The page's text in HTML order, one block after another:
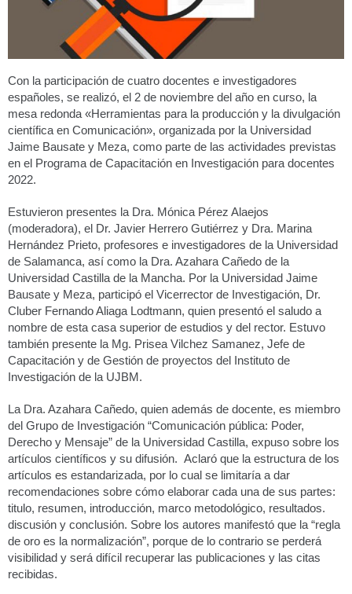
Con la participación de cuatro docentes e investigadores
españoles, se realizó, el 2 de noviembre del año en curso, la
mesa redonda «Herramientas para la producción y la divulgación
científica en Comunicación», organizada por la Universidad
Jaime Bausate y Meza, como parte de las actividades previstas
en el Programa de Capacitación en Investigación para docentes
2022.
Estuvieron presentes la Dra. Mónica Pérez Alaejos
(moderadora), el Dr. Javier Herrero Gutiérrez y Dra. Marina
Hernández Prieto, profesores e investigadores de la Universidad
de Salamanca, así como la Dra. Azahara Cañedo de la
Universidad Castilla de la Mancha. Por la Universidad Jaime
Bausate y Meza, participó el Vicerrector de Investigación, Dr.
Cluber Fernando Aliaga Lodtmann, quien presentó el saludo a
nombre de esta casa superior de estudios y del rector. Estuvo
también presente la Mg. Prisea Vilchez Samanez, Jefe de
Capacitación y de Gestión de proyectos del Instituto de
Investigación de la UJBM.
La Dra. Azahara Cañedo, quien además de docente, es miembro
del Grupo de Investigación “Comunicación pública: Poder,
Derecho y Mensaje” de la Universidad Castilla, expuso sobre los
artículos científicos y su difusión. Aclaró que la estructura de los
artículos es estandarizada, por lo cual se limitaría a dar
recomendaciones sobre cómo elaborar cada una de sus partes:
titulo, resumen, introducción, marco metodológico, resultados.
discusión y conclusión. Sobre los autores manifestó que la “regla
de oro es la normalización”, porque de lo contrario se perderá
visibilidad y será difícil recuperar las publicaciones y las citas
recibidas.